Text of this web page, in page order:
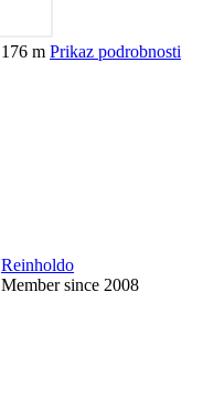
176 m Prikaz podrobnosti
Reinholdo
Member since 2008